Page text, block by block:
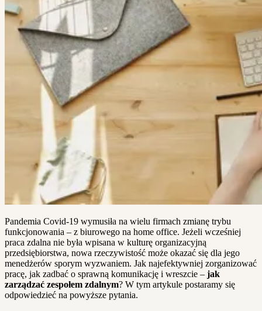
Pandemia Covid-19 wymusiła na wielu firmach zmianę trybu
funkcjonowania – z biurowego na home office. Jeżeli wcześniej
praca zdalna nie była wpisana w kulturę organizacyjną
przedsiębiorstwa, nowa rzeczywistość może okazać się dla jego
menedżerów sporym wyzwaniem. Jak najefektywniej zorganizować
pracę, jak zadbać o sprawną komunikację i wreszcie – jak
zarządzać zespołem zdalnym? W tym artykule postaramy się
odpowiedzieć na powyższe pytania.